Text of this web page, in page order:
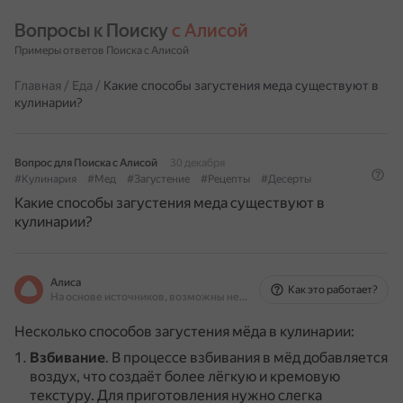
Вопросы к Поиску с Алисой
Примеры ответов Поиска с Алисой
Главная / Еда / Какие способы загустения меда существуют в
кулинарии?
Вопрос для Поиска с Алисой
30 декабря
#Кулинария
#Мед #Загустение #Рецепты #Десерты
Какие способы загустения меда существуют в
кулинарии?
Алиса
На основе источников, возможны неточности
Как это работает?
Несколько способов загустения мёда в кулинарии:
Взбивание. В процессе взбивания в мёд добавляется
воздух, что создаёт более лёгкую и кремовую
текстуру. Для приготовления нужно слегка